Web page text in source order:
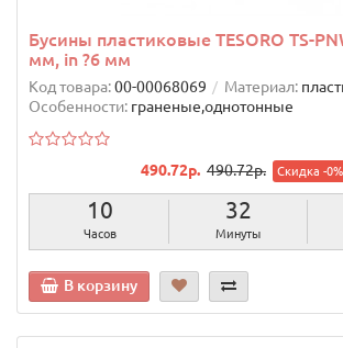
Бусины пластиковые TESОRO TS-
мм, in ?6 мм
Код товара:00-00068069 Материал:
Особенности: граненые,однотонные
490.72р. 490.72р. Скидка -0%
10
Часов
32
Минуты
В корзину